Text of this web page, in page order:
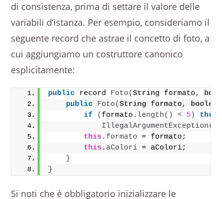
di consistenza, prima di settare il valore delle
variabili d’istanza. Per esempio, consideriamo il
seguente record che astrae il concetto di foto, a
cui aggiungiamo un costruttore canonico
esplicitamente:
public record Foto(String formato,
public
Foto(String formato, boolean
if
( formato. length() < 5 )
throw
IllegalArgumentException(
this . formato = formato;
this . aColori = aColori;
}
}
Si noti che è obbligatorio inizializzare le